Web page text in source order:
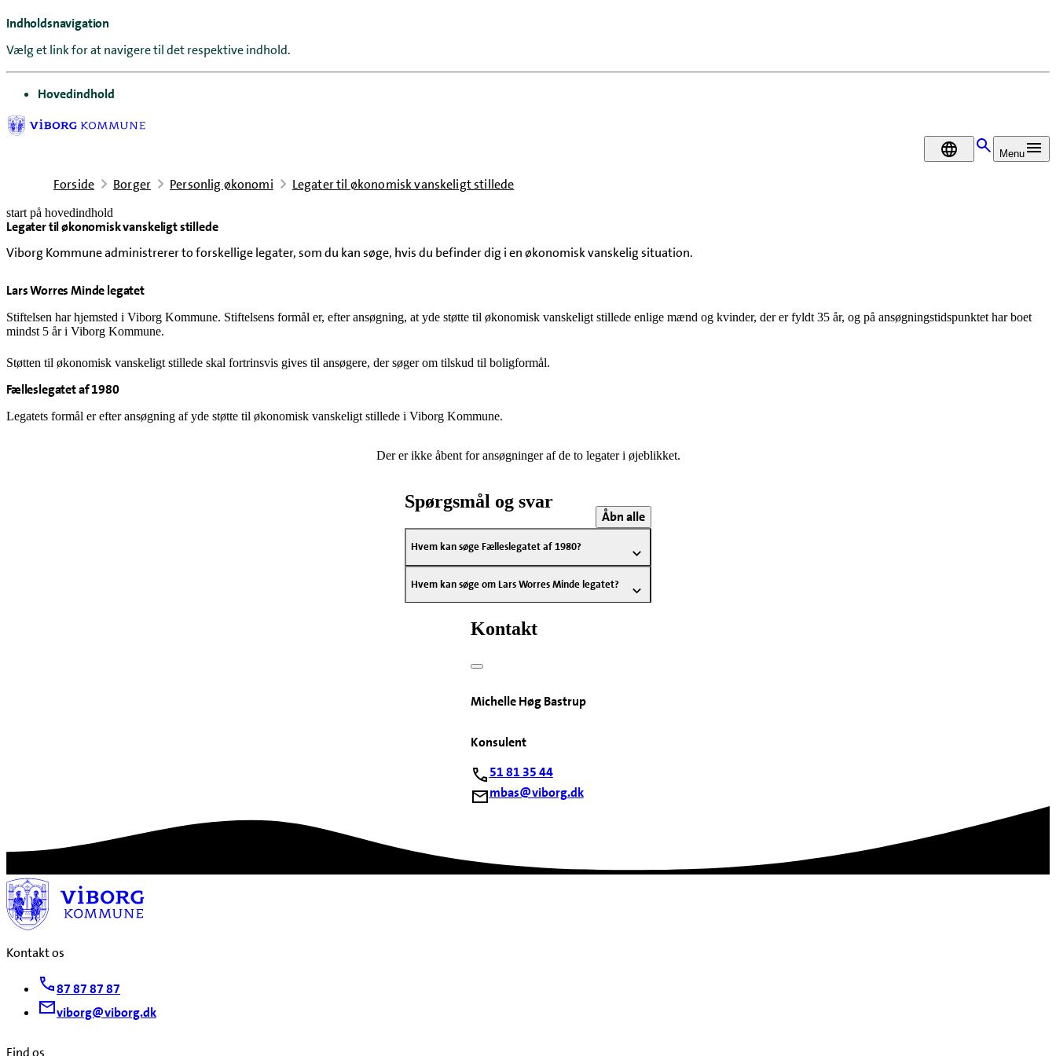
Indholdsnavigation
Vælg et link for at navigere til det respektive indhold.
gå til
Hovedindhold
DA Menu
Forside Borger Personlig økonomi Legater til økonomisk vanskeligt stillede
start på hovedindhold
Legater til økonomisk vanskeligt stillede
Viborg Kommune administrerer to forskellige legater, som du kan søge, hvis du befinder dig i en økonomisk vanskelig situation.
senest opdateret 5. august 2026
Lars Worres Minde legatet
Stiftelsen har hjemsted i Viborg Kommune. Stiftelsens formål er, efter ansøgning, at yde støtte til økonomisk vanskeligt stillede enlige mænd og kvinder, der er fyldt 35 år, og på ansøgningstidspunktet har boet
mindst 5 år i Viborg Kommune.
Støtten til økonomisk vanskeligt stillede skal fortrinsvis gives til ansøgere, der søger om tilskud til boligformål.
Fælleslegatet af 1980
Legatets formål er efter ansøgning af yde støtte til økonomisk vanskeligt stillede i Viborg Kommune.
Der er ikke åbent for ansøgninger af de to legater i øjeblikket.
Spørgsmål og svar
Åbn alle
Hvem kan søge Fælleslegatet af 1980?
Hvem kan søge om Lars Worres Minde legatet?
Kontakt
Michelle Høg Bastrup
Konsulent
51 81 35 44
mbas@viborg.dk
Kontakt os
87 87 87 87
viborg@viborg.dk
Find os